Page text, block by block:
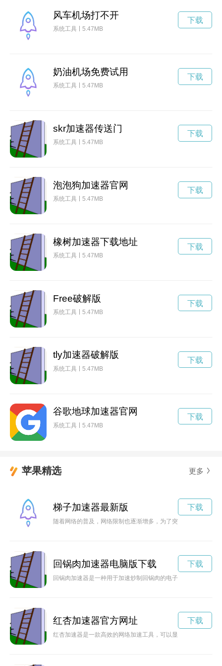
风车机场打不开
系统工具 5.47MB
下载
奶油机场免费试用
系统工具 5.47MB
下载
skr加速器传送门
系统工具 5.47MB
下载
泡泡狗加速器官网
系统工具 5.47MB
下载
橡树加速器下载地址
系统工具 5.47MB
下载
Free破解版
系统工具 5.47MB
下载
tly加速器破解版
系统工具 5.47MB
下载
谷歌地球加速器官网
系统工具 5.47MB
下载
苹果精选 更多
梯子加速器最新版
随着网络的普及，网络限制也逐渐增多，为了突破这些限制，
下载
回锅肉加速器电脑版下载
回锅肉加速器是一种用于加速炒制回锅肉的电子设备，通过强
下载
红杏加速器官方网址
红杏加速器是一款高效的网络加速工具，可以显著提升网络速
下载